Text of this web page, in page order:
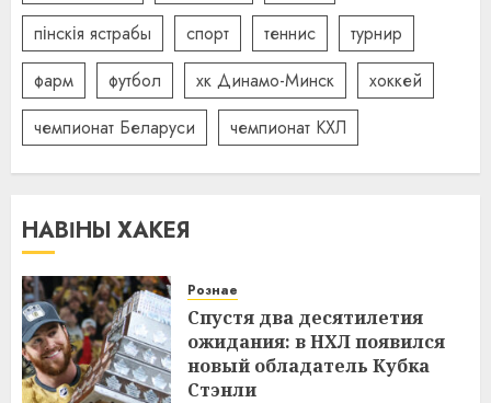
пінскія ястрабы
спорт теннис
турнир
фарм
футбол хк Динамо-Минск
хоккей
чемпионат Беларуси
чемпионат КХЛ
НАВІНЫ ХАКЕЯ
Рознае
Спустя два десятилетия
ожидания: в НХЛ появился
новый обладатель Кубка
Стэнли